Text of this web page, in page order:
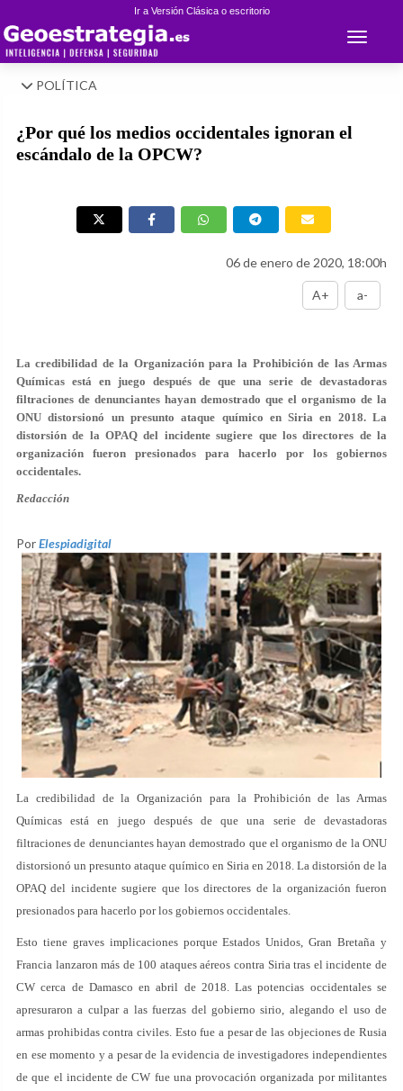
Ir a Versión Clásica o escritorio
Toggle
POLÍTICA
¿Por qué los medios occidentales ignoran el
escándalo de la OPCW?
06 de enero de 2020, 18:00h
A+ a-
La credibilidad de la Organización para la Prohibición de las Armas
Químicas está en juego después de que una serie de devastadoras
filtraciones de denunciantes hayan demostrado que el organismo de la
ONU distorsionó un presunto ataque químico en Siria en 2018. La
distorsión de la OPAQ del incidente sugiere que los directores de la
organización fueron presionados para hacerlo por los gobiernos
occidentales.
Redacción
PorElespiadigital
La credibilidad de la Organización para la Prohibición de las Armas
Químicas está en juego después de que una serie de devastadoras
filtraciones de denunciantes hayan demostrado que el organismo de la ONU
distorsionó un presunto ataque químico en Siria en 2018. La distorsión de la
OPAQ del incidente sugiere que los directores de la organización fueron
presionados para hacerlo por los gobiernos occidentales.
Esto tiene graves implicaciones porque Estados Unidos, Gran Bretaña y
Francia lanzaron más de 100 ataques aéreos contra Siria tras el incidente de
CW cerca de Damasco en abril de 2018. Las potencias occidentales se
apresuraron a culpar a las fuerzas del gobierno sirio, alegando el uso de
armas prohibidas contra civiles. Esto fue a pesar de las objeciones de Rusia
en ese momento y a pesar de la evidencia de investigadores independientes
de que el incidente de CW fue una provocación organizada por militantes